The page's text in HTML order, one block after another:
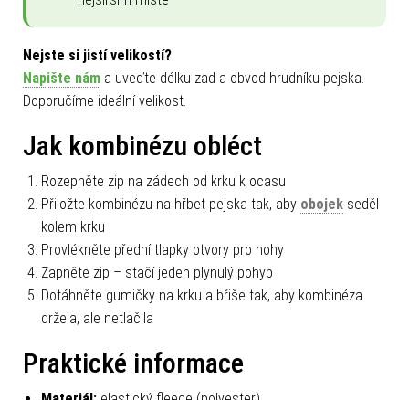
Nejste si jistí velikostí?
Napište nám a uveďte délku zad a obvod hrudníku pejska.
Doporučíme ideální velikost.
Jak kombinézu obléct
Rozepněte zip na zádech od krku k ocasu
Přiložte kombinézu na hřbet pejska tak, aby obojek seděl
kolem krku
Provlékněte přední tlapky otvory pro nohy
Zapněte zip – stačí jeden plynulý pohyb
Dotáhněte gumičky na krku a břiše tak, aby kombinéza
držela, ale netlačila
Praktické informace